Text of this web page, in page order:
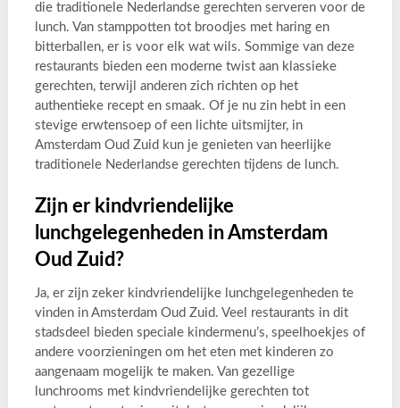
die traditionele Nederlandse gerechten serveren voor de
lunch. Van stamppotten tot broodjes met haring en
bitterballen, er is voor elk wat wils. Sommige van deze
restaurants bieden een moderne twist aan klassieke
gerechten, terwijl anderen zich richten op het
authentieke recept en smaak. Of je nu zin hebt in een
stevige erwtensoep of een lichte uitsmijter, in
Amsterdam Oud Zuid kun je genieten van heerlijke
traditionele Nederlandse gerechten tijdens de lunch.
Zijn er kindvriendelijke
lunchgelegenheden in Amsterdam
Oud Zuid?
Ja, er zijn zeker kindvriendelijke lunchgelegenheden te
vinden in Amsterdam Oud Zuid. Veel restaurants in dit
stadsdeel bieden speciale kindermenu’s, speelhoekjes of
andere voorzieningen om het eten met kinderen zo
aangenaam mogelijk te maken. Van gezellige
lunchrooms met kindvriendelijke gerechten tot